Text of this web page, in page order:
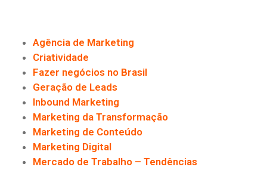
Agência de Marketing
Criatividade
Fazer negócios no Brasil
Geração de Leads
Inbound Marketing
Marketing da Transformação
Marketing de Conteúdo
Marketing Digital
Mercado de Trabalho – Tendências